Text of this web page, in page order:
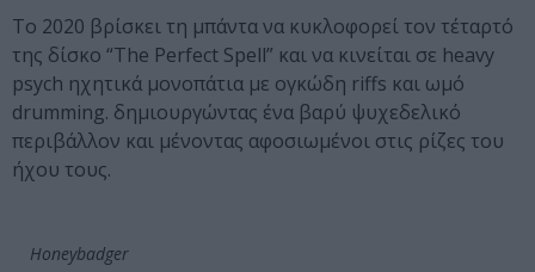
Το 2020 βρίσκει τη μπάντα να κυκλοφορεί τον τέταρτό
της δίσκο “The Perfect Spell” και να κινείται σε heavy
psych ηχητικά μονοπάτια με ογκώδη riffs και ωμό
drumming. δημιουργώντας ένα βαρύ ψυχεδελικό
περιβάλλον και μένοντας αφοσιωμένοι στις ρίζες του
ήχου τους.
Honeybadger